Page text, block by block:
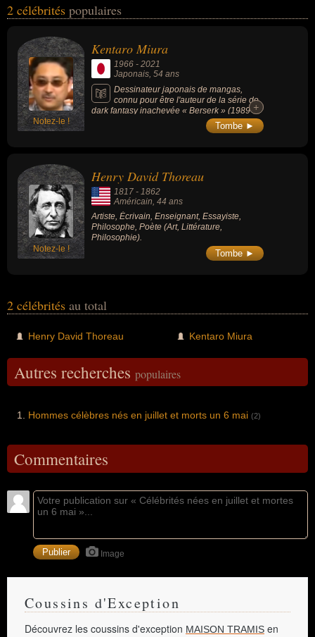
également avoir été artiste, auteur de bande dessinée, dessinateur,
enseignant, essayiste, philosophe ou poète. En ce qui concerne
leurs nationalités au moment de leurs morts, ils peuvent avoir été
japonais ou américain par exemple.
2 célébrités populaires
Notez-le !
Kentaro Miura
1966 - 2021
Japonais, 54 ans
Dessinateur japonais de mangas,
connu pour être l'auteur de la série de
dark fantasy inachevée « Berserk » (1989-+
+
Tombe ►
Notez-le !
Henry David Thoreau
1817 - 1862
Américain , 44 ans
Artiste, Écrivain, Enseignant, Essayiste,
Philosophe, Poète (Art, Littérature,
Philosophie).
Tombe ►
2 célébrités au total
Henry David Thoreau Kentaro Miura
Autres recherches populaires
Hommes célèbres nés en juillet et morts un 6 mai (2)
Commentaires
Image
Coussins d'Exception
Découvrez les coussins d'exception MAISON TRAMIS en